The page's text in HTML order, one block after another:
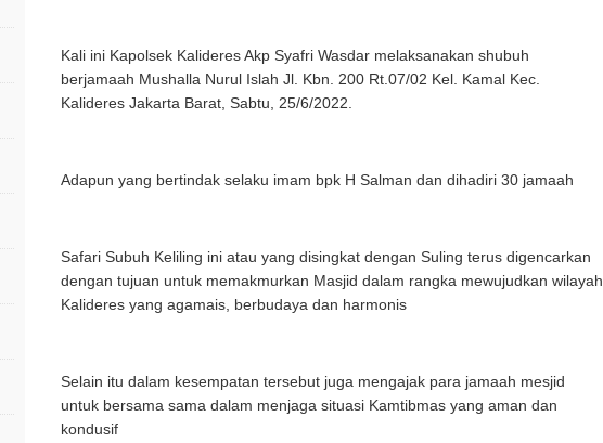
Kali ini Kapolsek Kalideres Akp Syafri Wasdar melaksanakan shubuh
berjamaah Mushalla Nurul Islah Jl. Kbn. 200 Rt.07/02 Kel. Kamal Kec.
Kalideres Jakarta Barat, Sabtu, 25/6/2022.
Adapun yang bertindak selaku imam bpk H Salman dan dihadiri 30 jamaah
Safari Subuh Keliling ini atau yang disingkat dengan Suling terus digencarkan
dengan tujuan untuk memakmurkan Masjid dalam rangka mewujudkan wilayah
Kalideres yang agamais, berbudaya dan harmonis
Selain itu dalam kesempatan tersebut juga mengajak para jamaah mesjid
untuk bersama sama dalam menjaga situasi Kamtibmas yang aman dan
kondusif